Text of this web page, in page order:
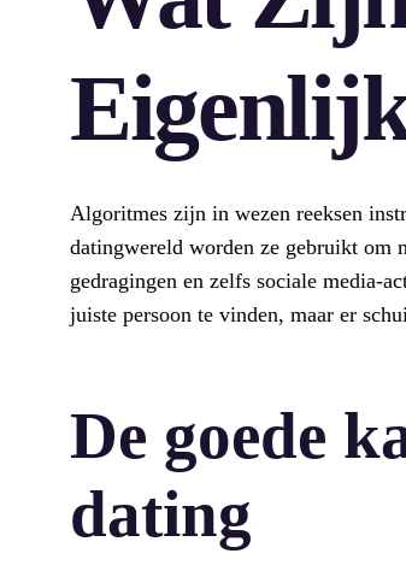
Algoritmes zijn in wezen reeksen
datingwereld worden ze gebruikt om
gedragingen en zelfs sociale media-
juiste persoon te vinden, maar er
De goede
dating